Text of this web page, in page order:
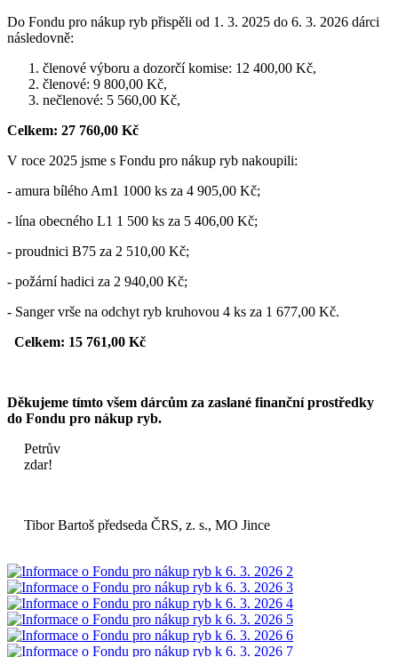
Do Fondu pro nákup ryb přispěli od 1. 3. 2025 do 6. 3. 2026 dárci
následovně:
členové výboru a dozorčí komise: 12 400,00 Kč,
členové: 9 800,00 Kč,
nečlenové: 5 560,00 Kč,
Celkem: 27 760,00 Kč
V roce 2025 jsme s Fondu pro nákup ryb nakoupili:
- amura bílého Am1 1000 ks za 4 905,00 Kč;
- lína obecného L1 1 500 ks za 5 406,00 Kč;
- proudnici B75 za 2 510,00 Kč;
- požární hadici za 2 940,00 Kč;
- Sanger vrše na odchyt ryb kruhovou 4 ks za 1 677,00 Kč.
Celkem: 15 761,00 Kč
Děkujeme tímto všem dárcům za zaslané finanční prostředky
do Fondu pro nákup ryb.
Petrův
Tibor Bartoš předseda ČRS, z. s., MO Jince